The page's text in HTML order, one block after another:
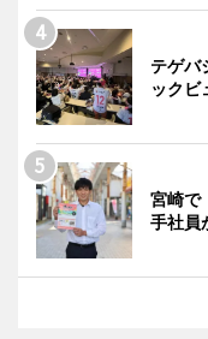
テゲバ
ックビ
宮崎で
手社員